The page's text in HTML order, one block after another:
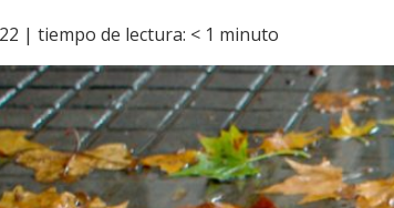
| tiempo de lectura: < 1 minuto